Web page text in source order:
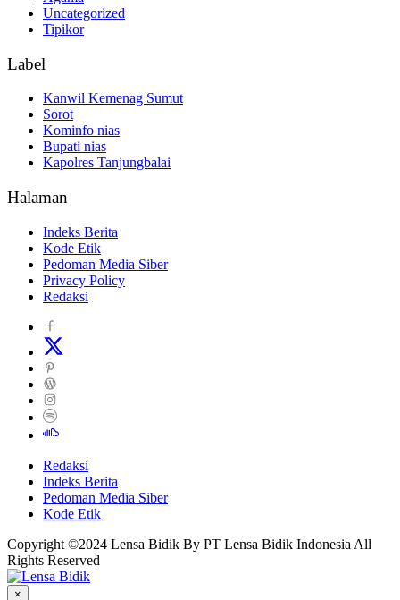
Uncategorized
Tipikor
Label
Kanwil Kemenag Sumut
Sorot
Kominfo nias
Bupati nias
Kapolres Tanjungbalai
Halaman
Indeks Berita
Kode Etik
Pedoman Media Siber
Privacy Policy
Redaksi
Redaksi
Indeks Berita
Pedoman Media Siber
Kode Etik
Copyright ©2024 Lensa Bidik By PT Lensa Bidik Indonesia All
Rights Reserved
×